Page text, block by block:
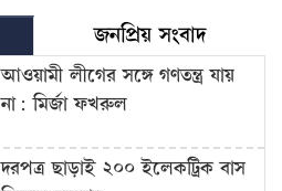
জনপ্রিয় সংবাদ
আওয়ামী লীগের সঙ্গে গণতন্ত্র যায়
না: মির্জা ফখরুল
দরপত্র ছাড়াই ২০০ ইলেকট্রিক বাস